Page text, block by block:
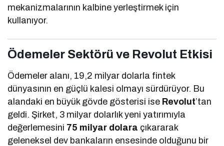
mekanizmalarının kalbine yerleştirmek için
kullanıyor.
Ödemeler Sektörü ve Revolut Etkisi
Ödemeler alanı, 19,2 milyar dolarla fintek
dünyasının en güçlü kalesi olmayı sürdürüyor. Bu
alandaki en büyük gövde gösterisi ise Revolut’tan
geldi. Şirket, 3 milyar dolarlık yeni yatırımıyla
değerlemesini 75 milyar dolara çıkararak
geleneksel dev bankaların ensesinde olduğunu bir